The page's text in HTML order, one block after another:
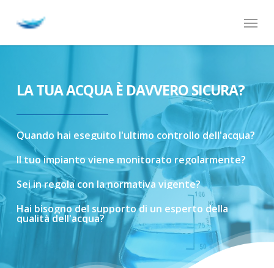
Menu
LA TUA ACQUA È DAVVERO SICURA?
Quando hai eseguito l'ultimo controllo dell'acqua?
Il tuoimpianto viene monitorato regolarmente?
Seiinregola con lanormativa vigente?
Hai bisognodel supportodi un esperto della
qualitàdell'acqua?